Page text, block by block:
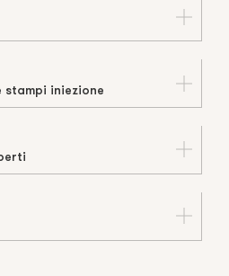
iniezione